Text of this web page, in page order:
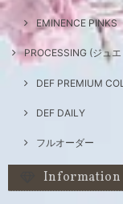
EMINENCE PINKS
PROCESSING (ジュエ
DEF PREMIUM
DEF DAILY
フルオーダー
Information